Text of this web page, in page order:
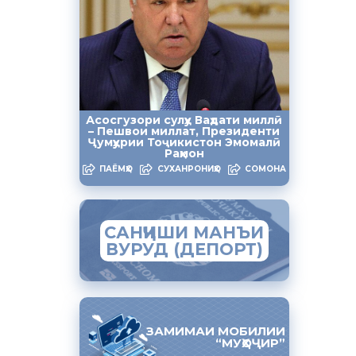
Асосгузори сулҳу Ваҳдати миллӣ
– Пешвои миллат, Президенти
Ҷумҳурии Тоҷикистон Эмомалӣ
Раҳмон
ПАЁМҲО СУХАНРОНИҲО СОМОНА
САНҶИШИ МАНЪИ
ВУРУД (ДЕПОРТ)
ЗАМИМАИ МОБИЛИИ
“МУҲОҶИР”